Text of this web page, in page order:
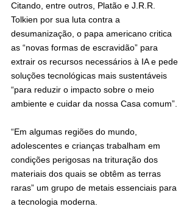
Citando, entre outros, Platão e J.R.R.
Tolkien por sua luta contra a
desumanização, o papa americano critica
as “novas formas de escravidão” para
extrair os recursos necessários à IA e pede
soluções tecnológicas mais sustentáveis
“para reduzir o impacto sobre o meio
ambiente e cuidar da nossa Casa comum”.
“Em algumas regiões do mundo,
adolescentes e crianças trabalham em
condições perigosas na trituração dos
materiais dos quais se obtêm as terras
raras” um grupo de metais essenciais para
a tecnologia moderna.